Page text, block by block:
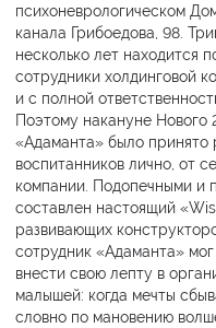
психоневрологическом
канала Грибоедова, 98.
несколько лет находится
сотрудники холдинговой
и с полной
Поэтому накануне Нового
«Адаманта» было принято
воспитанников лично, от
компании. Подопечными и
составлен настоящий
развивающих
сотрудник «Адаманта»
внести свою лепту в
малышей: когда мечты
словно по мановению